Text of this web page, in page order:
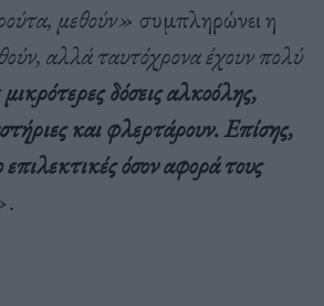
μεθούν» συμπληρώνει η
αλλά ταυτόχρονα έχουν πολύ
δόσεις αλκοόλης,
και φλερτάρουν. Επίσης,
επιλεκτικές όσον αφορά τους
.